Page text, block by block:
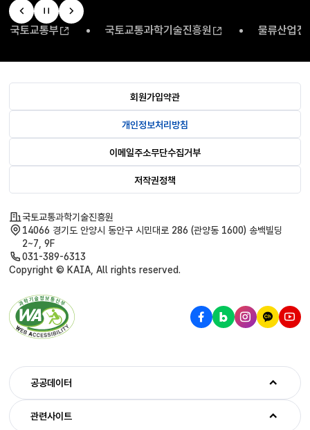
입
니
다.
국토교통부 국토교통과학기술진흥원 물류산업진
회원가입약관
개인정보처리방침
이메일주소무단수집거부
저작권정책
공공데이터
관련사이트
국토교통과학기술진흥원
14066 경기도 안양시 동안구 시민대로 286 (관양동 1600) 송백빌딩
2~7, 9F
031-389-6313
Copyright © KAIA, All rights reserved.